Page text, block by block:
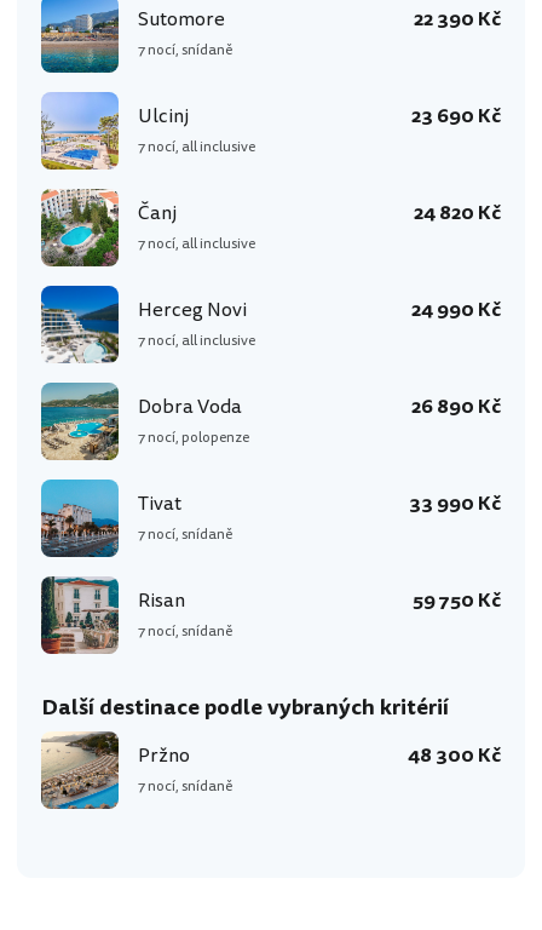
Sutomore
7 nocí, snídaně
22 390 Kč
Ulcinj
7 nocí, all inclusive
23 690 Kč
Čanj
7 nocí, all inclusive
24 820 Kč
Herceg Novi
7 nocí, all inclusive
24 990 Kč
Dobra Voda
7 nocí, polopenze
26 890 Kč
Tivat
7 nocí, snídaně
33 990 Kč
Risan
7 nocí, snídaně
59 750 Kč
Další destinace podle vybraných kritérií
Pržno
7 nocí, snídaně
48 300 Kč